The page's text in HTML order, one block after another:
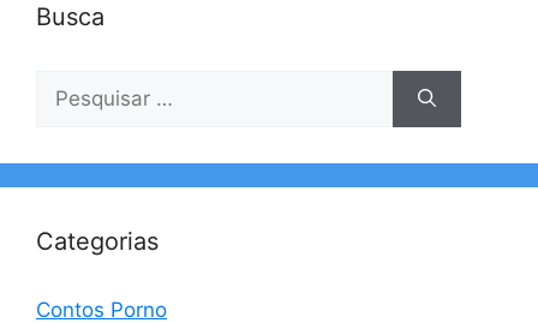
Busca
por:
Categorias
Contos Porno